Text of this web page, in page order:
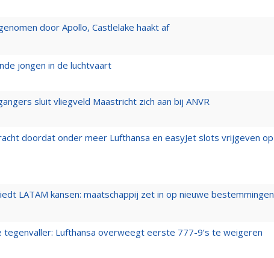
door Apollo, Castlelake haakt af
jongen in de luchtvaart
sluit vliegveld Maastricht zich aan bij ANVR
doordat onder meer Lufthansa en easyJet slots vrijgeven op
LATAM kansen: maatschappij zet in op nieuwe bestemmingen
tegenvaller: Lufthansa overweegt eerste 777-9’s te weigeren